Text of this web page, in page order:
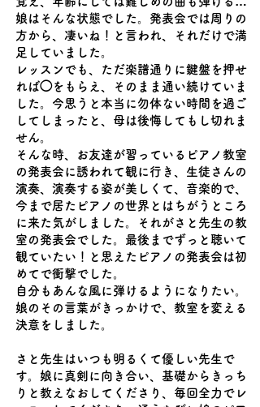
娘はそんな状態でした。発表会では周りの
方から、凄いね！と言われ、それだけで満
足していました。
レッスンでも、ただ楽譜通りに鍵盤を押せ
れば◯をもらえ、そのまま通い続けていま
した。今思うと本当に勿体ない時間を過ご
してしまったと、 母は後悔してもし切れま
せん。
そんな時、お友達が習っているピアノ教室
の発表会に誘われて観に行き、生徒さんの
演奏、演奏する姿が美しくて、音楽的で、
今まで居たピアノの世界とはちがうところ
に来た気がしました。それがさと先生の教
室の発表会でした。最後までずっと聴いて
観ていたい！と思えたピアノの発表会は初
めてで衝撃でした。
自分もあんな風に弾けるようになりたい。
娘のその言葉がきっかけで、教室を変える
決意をしました。
さと先生はいつも明るくて優しい先生で
す。 娘に真剣に向き合い、基礎からきっち
りと教えなおしてくださり、毎回全力でレ